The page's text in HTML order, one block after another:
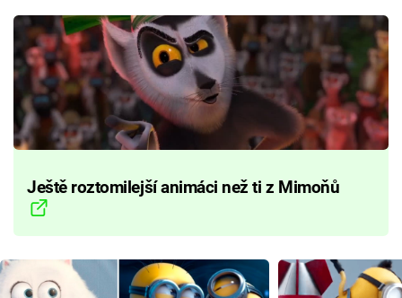
Ještě roztomilejší animáci než ti z Mimoňů